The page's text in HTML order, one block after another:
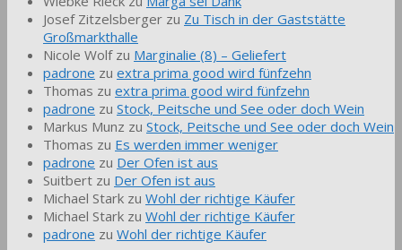
Josef Zitzelsberger zu Zu Tisch in der Gaststätte
Großmarkthalle
Nicole Wolfzu Marginalie (8) – Geliefert
padrone zu extra prima good wird fünfzehn
Thomas zu extra prima good wird fünfzehn
padrone zu Stock, Peitsche und See oder doch Wein
Markus Munz zu Stock, Peitsche und See oder doch Wein
Thomas zu Es werden immer weniger
padrone zu Der Ofen ist aus
Suitbert zu Der Ofen ist aus
Michael Stark zu Wohl der richtige Käufer
Michael Stark zu Wohl der richtige Käufer
padrone zu Wohl der richtige Käufer